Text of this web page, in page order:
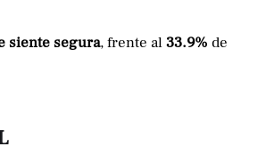
siente segura, frente al33.9% de